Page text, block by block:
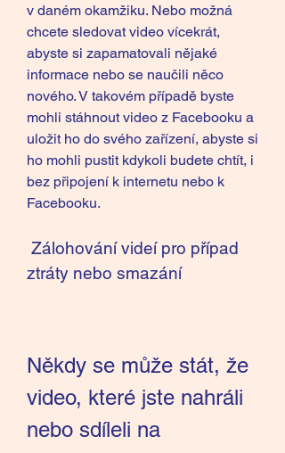
v daném okamžiku. Nebo možná
chcete sledovat video vícekrát,
abyste si zapamatovali nějaké
informace nebo se naučili něco
nového. V takovém případě byste
mohli stáhnout video z Facebooku a
uložit ho do svého zařízení, abyste si
ho mohli pustit kdykoli budete chtít, i
bez připojení k internetu nebo k
Facebooku.
ztráty nebo smazání
Někdy se může stát, že
video, které jste nahráli
nebo sdíleli na